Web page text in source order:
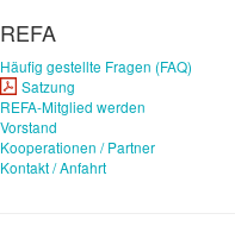
REFA
Häufig gestellte Fragen (FAQ)
Satzung
REFA-Mitglied werden
Vorstand
Kooperationen / Partner
Kontakt / Anfahrt